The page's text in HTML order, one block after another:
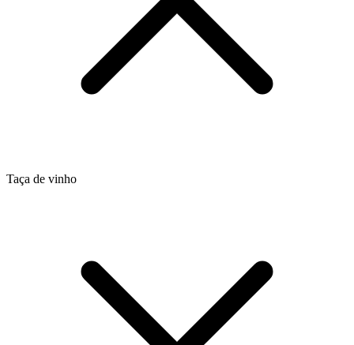
Taça de vinho